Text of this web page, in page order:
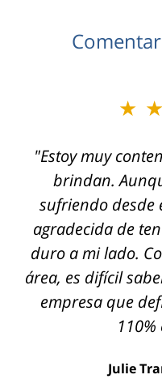
"Estoy muy
brindan.
sufriendo desde
agradecida de
duro a mi lado.
área, es difícil
empresa que
110%
Julie
"Usé los servicios
Lawyers para un
de
experiencia
Fueron atentos,
transparentes y
No puedo
Anna K,